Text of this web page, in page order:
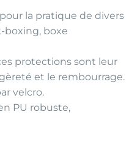
la pratique de divers
boxing, boxe
protections sont leur
et le rembourrage.
velcro.
PU robuste,